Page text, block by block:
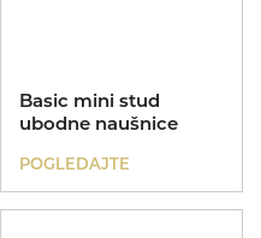
Basic mini stud
ubodne naušnice
POGLEDAJTE